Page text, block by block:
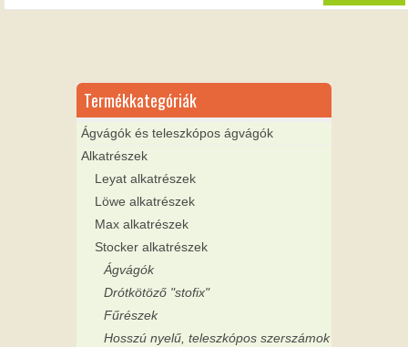
Termékkategóriák
Ágvágók és teleszkópos ágvágók
Alkatrészek
Leyat alkatrészek
Löwe alkatrészek
Max alkatrészek
Stocker alkatrészek
Ágvágók
Drótkötöző "stofix"
Fűrészek
Hosszú nyelű, teleszkópos szerszámok